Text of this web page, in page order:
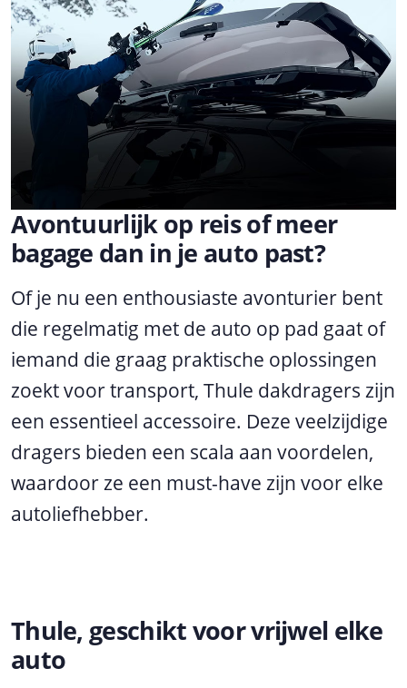
Avontuurlijk op reis of meer
bagage dan in je auto past?
Of je nu een enthousiaste avonturier bent
die regelmatig met de auto op pad gaat of
iemand die graag praktische oplossingen
zoekt voor transport, Thule dakdragers zijn
een essentieel accessoire. Deze veelzijdige
dragers bieden een scala aan voordelen,
waardoor ze een must-have zijn voor elke
autoliefhebber.
Thule, geschikt voor vrijwel elke
auto